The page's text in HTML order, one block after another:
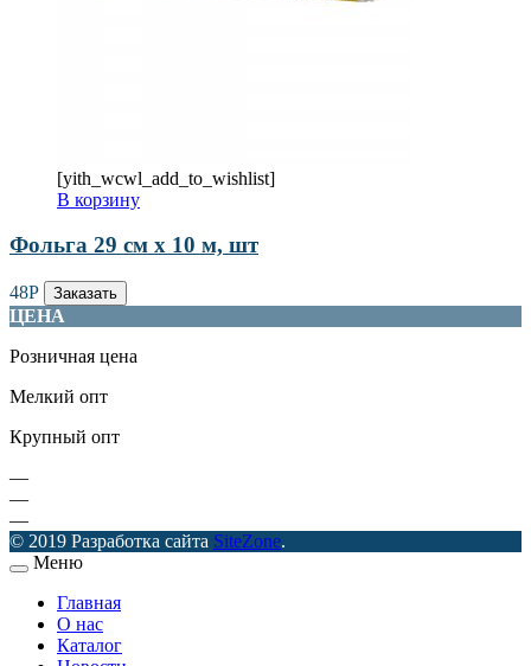
[yith_wcwl_add_to_wishlist]
В корзину
Фольга 29 см х 10 м, шт
48Р Заказать
ЦЕНА
Розничная цена
Мелкий опт
Крупный опт
—
—
—
© 2019 Разработка сайта SiteZone.
Меню
Главная
О нас
Каталог